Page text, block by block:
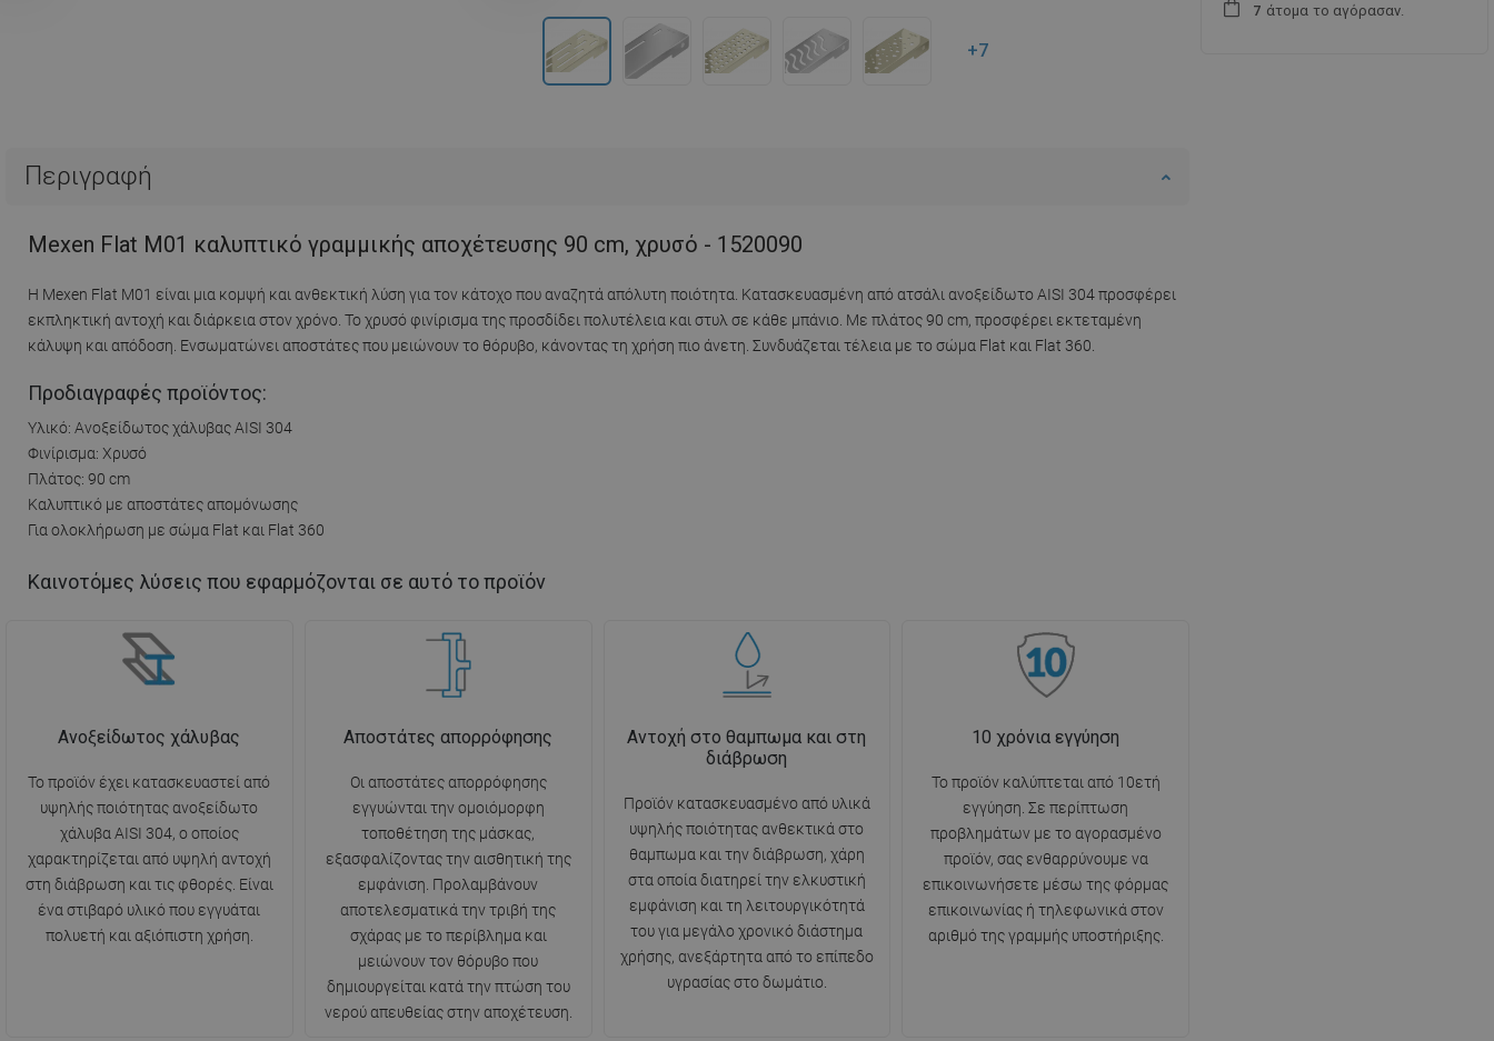
+7
Περιγραφή
Mexen Flat M01 καλυπτικό γραμμικής αποχέτευσης 90 cm, χρυσό - 1520090
Η Mexen Flat M01 είναι μια κομψή και ανθεκτική λύση για τον κάτοχο που αναζητά απόλυτη ποιότητα. Κατασκευασμένη από ατσάλι ανοξείδωτο AISI 304 προσφέρει
εκπληκτική αντοχή και διάρκεια στον χρόνο. Το χρυσό φινίρισμα της προσδίδει πολυτέλεια και στυλ σε κάθε μπάνιο. Με πλάτος 90 cm, προσφέρει εκτεταμένη
κάλυψη και απόδοση. Ενσωματώνει αποστάτες που μειώνουν το θόρυβο, κάνοντας τη χρήση πιο άνετη. Συνδυάζεται τέλεια με το σώμα Flat και Flat 360.
Προδιαγραφές προϊόντος:
Υλικό: Ανοξείδωτος χάλυβας AISI 304
Φινίρισμα: Χρυσό
Πλάτος: 90 cm
Καλυπτικό με αποστάτες απομόνωσης
Για ολοκλήρωση με σώμα Flat και Flat 360
Καινοτόμες λύσεις που εφαρμόζονται σε αυτό το προϊόν
Ανοξείδωτος χάλυβας
Το προϊόν έχει κατασκευαστεί από
υψηλής ποιότητας ανοξείδωτο
χάλυβα AISI 304, ο οποίος
χαρακτηρίζεται από υψηλή αντοχή
στη διάβρωση και τις φθορές. Είναι
ένα στιβαρό υλικό που εγγυάται
πολυετή και αξιόπιστη χρήση.
Αποστάτες απορρόφησης
Οι αποστάτες απορρόφησης
εγγυώνται την ομοιόμορφη
τοποθέτηση της μάσκας,
εξασφαλίζοντας την αισθητική της
εμφάνιση. Προλαμβάνουν
αποτελεσματικά την τριβή της
σχάρας με το περίβλημα και
μειώνουν τον θόρυβο που
δημιουργείται κατά την πτώση του
νερού απευθείας στην αποχέτευση.
Αντοχή στο θαμπωμα και στη
διάβρωση
Προϊόν κατασκευασμένο από υλικά
υψηλής ποιότητας ανθεκτικά στο
θαμπωμα και την διάβρωση, χάρη
στα οποία διατηρεί την ελκυστική
εμφάνιση και τη λειτουργικότητά
του για μεγάλο χρονικό διάστημα
χρήσης, ανεξάρτητα από το επίπεδο
υγρασίας στο δωμάτιο.
10 χρόνια εγγύηση
Το προϊόν καλύπτεται από 10ετή
εγγύηση. Σε περίπτωση
προβλημάτων με το αγορασμένο
προϊόν, σας ενθαρρύνουμε να
επικοινωνήσετε μέσω της φόρμας
επικοινωνίας ή τηλεφωνικά στον
αριθμό της γραμμής υποστήριξης.
7 άτομα το αγόρασαν.